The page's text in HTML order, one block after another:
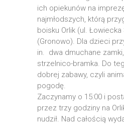
ich opiekunów na
najmłodszych, którą
boisku Orlik (ul.
(Gronowo). Dla dzieci
in. dwa dmuchane
strzelnico-bramka. Do
dobrej zabawy, czyli
pogodę.
Zaczynamy o 15:00 i
przez trzy godziny na
nudził. Nad całością